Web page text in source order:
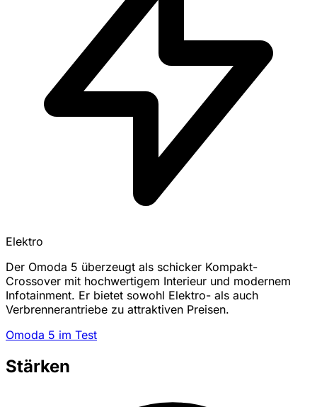
Elektro
Der Omoda 5 überzeugt als schicker Kompakt-
Crossover mit hochwertigem Interieur und modernem
Infotainment. Er bietet sowohl Elektro- als auch
Verbrennerantriebe zu attraktiven Preisen.
Omoda 5 im Test
Stärken